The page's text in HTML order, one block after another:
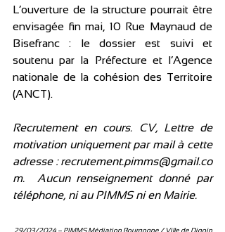
L’ouverture de la structure pourrait être
envisagée fin mai, 10 Rue Maynaud de
Bisefranc : le dossier est suivi et
soutenu par la Préfecture et l’Agence
nationale de la cohésion des Territoire
(ANCT).
Recrutement en cours. CV, Lettre de
motivation uniquement par mail à cette
adresse : recrutement.pimms@gmail.co
m. Aucun renseignement donné par
téléphone, ni au PIMMS ni en Mairie.
29/03/2024 – PIMMS Médiation Bourgogne / Ville de Digoin